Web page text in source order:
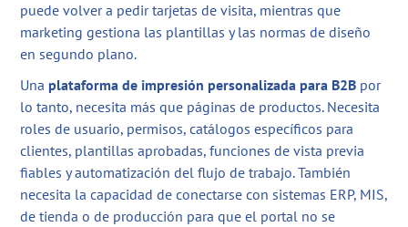
puede volver a pedir tarjetas de visita, mientras que
marketing gestiona las plantillas y las normas de diseño
en segundo plano.
Una plataforma de impresión personalizada para B2B por
lo tanto, necesita más que páginas de productos. Necesita
roles de usuario, permisos, catálogos específicos para
clientes, plantillas aprobadas, funciones de vista previa
fiables y automatización del flujo de trabajo. También
necesita la capacidad de conectarse con sistemas ERP, MIS,
de tienda o de producción para que el portal no se